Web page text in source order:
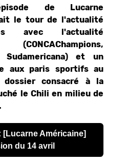
de Lucarne
le tour de l'actualité
avec l'actualité
Sudamericana) et un
aux paris sportifs au
consacré à la
le Chili en milieu de
[Lucarne Américaine]
du 14 avril